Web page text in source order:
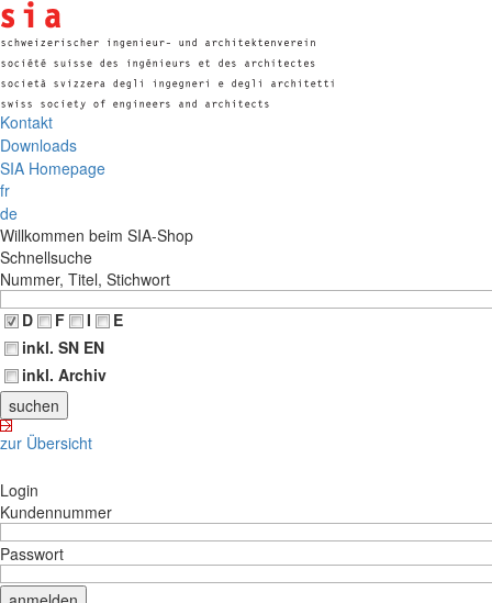
Kontakt
Downloads
SIA Homepage
fr
de
Willkommen beim SIA-Shop
Schnellsuche
Nummer, Titel, Stichwort
D
F I
E
inkl. SN EN
inkl. Archiv
zur Übersicht
Login
Kundennummer
Passwort